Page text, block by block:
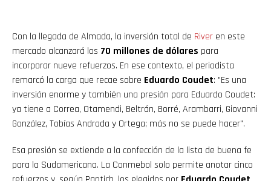
Con la llegada de Almada, la inversión total de River en este
mercado alcanzará los 70 millones de dólares para
incorporar nueve refuerzos. En ese contexto, el periodista
remarcó la carga que recae sobre Eduardo Coudet: "Es una
inversión enorme y también una presión para Eduardo Coudet:
ya tiene a Correa, Otamendi, Beltrán, Borré, Arambarri, Giovanni
González, Tobías Andrada y Ortega; más no se puede hacer".
Esa presión se extiende a la confección de la lista de buena fe
para la Sudamericana. La Conmebol solo permite anotar cinco